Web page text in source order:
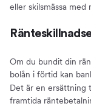
eller skilsmässa med
Om du bundit din
bolån i förtid kan
Det är en ersättning
framtida